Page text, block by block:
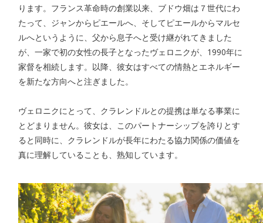
ります。フランス革命時の創業以来、ブドウ畑は７世代にわ
たって、ジャンからピエールへ、そしてピエールからマルセ
ルへというように、父から息子へと受け継がれてきました
が、一家で初の女性の長子となったヴェロニクが、 1990年に
家督を相続します。以降、彼女はすべての情熱とエネルギー
を新たな方向へと注ぎました。
ヴェロニクにとって、クラレンドルとの提携は単なる事業に
とどまりません。彼女は、このパートナーシップを誇りとす
ると同時に、クラレンドルが長年にわたる協力関係の価値を
真に理解していることも、熟知しています。